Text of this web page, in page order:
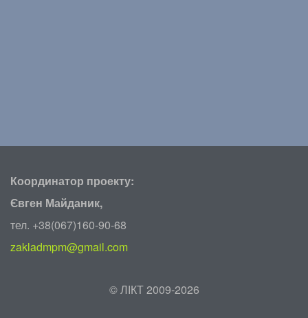
Координатор проекту:
Євген Майданик,
тел. +38(067)160-90-68
zakladmpm@gmail.com
©ЛІКТ 2009-2026